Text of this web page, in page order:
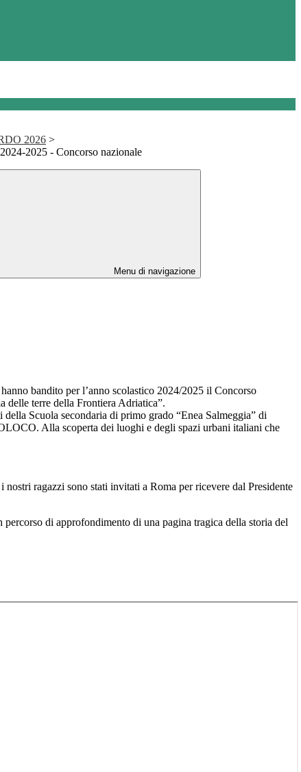
2026 >
2025 - Concorso nazionale
Menu di navigazione
bandito per l’anno scolastico 2024/2025 il Concorso
delle terre della Frontiera Adriatica”.
Scuola secondaria di primo grado “Enea Salmeggia” di
Alla scoperta dei luoghi e degli spazi urbani italiani che
ragazzi sono stati invitati a Roma per ricevere dal Presidente
di approfondimento di una pagina tragica della storia del